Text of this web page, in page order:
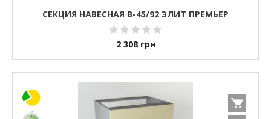
СЕКЦИЯ НАВЕСНАЯ В-45/92 ЭЛИТ ПРЕМЬЕР
2 308 грн